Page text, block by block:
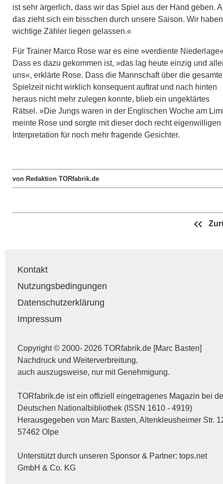
ist sehr ärgerlich, dass wir das Spiel aus der Hand geben.
das zieht sich ein bisschen durch unsere Saison. Wir haben
wichtige Zähler liegen gelassen.«
Für Trainer Marco Rose war es eine »verdiente
Dass es dazu gekommen ist, »das lag heute einzig und
uns«, erklärte Rose. Dass die Mannschaft über die gesamte
Spielzeit nicht wirklich konsequent auftrat und nach hinten
heraus nicht mehr zulegen konnte, blieb ein ungeklärtes
Rätsel. »Die Jungs waren in der Englischen Woche am
meinte Rose und sorgte mit dieser doch recht eigenwilligen
Interpretation für noch mehr fragende Gesichter.
von Redaktion TORfabrik.de
Kontakt
Nutzungsbedingungen
Datenschutzerklärung
Impressum
Copyright © 2000- 2026 TORfabrik.de [Marc Basten]
Nachdruck und Weiterverbreitung,
auch auszugsweise, nur mit Genehmigung.
TORfabrik.de ist ein offiziell eingetragenes Magazin bei
Deutschen Nationalbibliothek (ISSN 1610 - 4919)
Herausgegeben von Marc Basten, Altenkleusheimer Str.
57462 Olpe
Unterstützt durch unseren Sponsor & Partner: tops.net
GmbH & Co. KG